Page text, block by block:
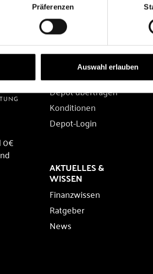
Präferenzen
Auswahl erlauben
0€
DEPOT
Depot übertragen
Konditionen
Depot-Login
AKTUELLES &
WISSEN
Finanzwissen
Ratgeber
News